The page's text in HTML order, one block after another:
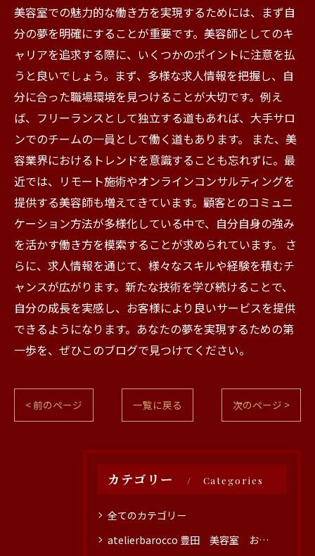
美容室での魅力的な働き方を実現するためには、まず自
分の夢を明確にすることが重要です。美容師としてのキ
ャリアを追求する際に、いくつかのポイントに注意を払
うと良いでしょう。まず、多様な求人情報を把握し、自
分に合った職場環境を見つけることが大切です。例え
ば、フリーランスとして独立する道もあれば、大手サロ
ンでのチームの一員として働く道もあります。 また、美
容業界におけるトレンドを意識することも忘れずに。最
近では、リモート施術やオンラインコンサルティングを
提供する美容師も増えてきています。顧客とのコミュニ
ケーション方法が多様化している中で、自分自身の強み
を活かす働き方を模索することが求められています。 さ
らに、求人情報を通じて、様々なスキルや経験を積むチ
ャンスが広がります。新たな技術を学び続けることで、
自分の成長を実感し、お客様により良いサービスを提供
できるようになります。あなたの夢を実現するための第
一歩を、ぜひこのブログで見つけてください。
< 前のページ 一覧に戻る 次のページ >
カテゴリー Categories
全てのカテゴリー
atelierbarocco 豊田 美容室 おすすめ